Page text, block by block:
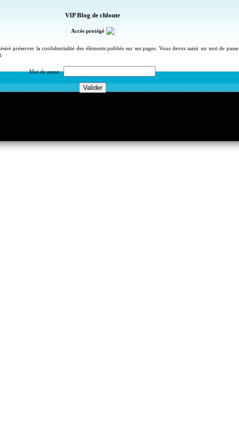
VIP Blog de chloute
Accès protégé
préserver la confidentialité des éléments publiés sur ses pages. Vous devez saisir un mot de passe
Mot de passe :